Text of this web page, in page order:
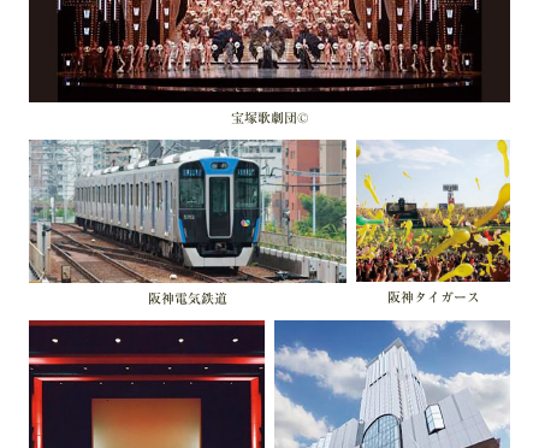
宝塚歌劇団©
阪神電気鉄道 阪神タイガース